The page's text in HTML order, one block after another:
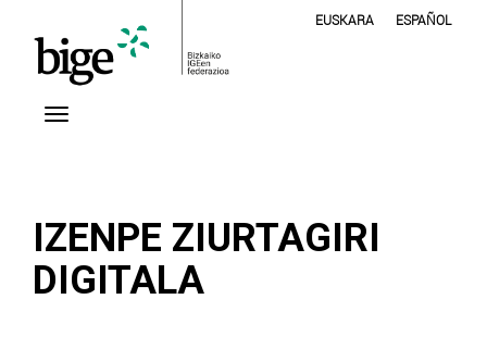
EUSKARA ESPAÑOL
IZENPE ZIURTAGIRI
DIGITALA